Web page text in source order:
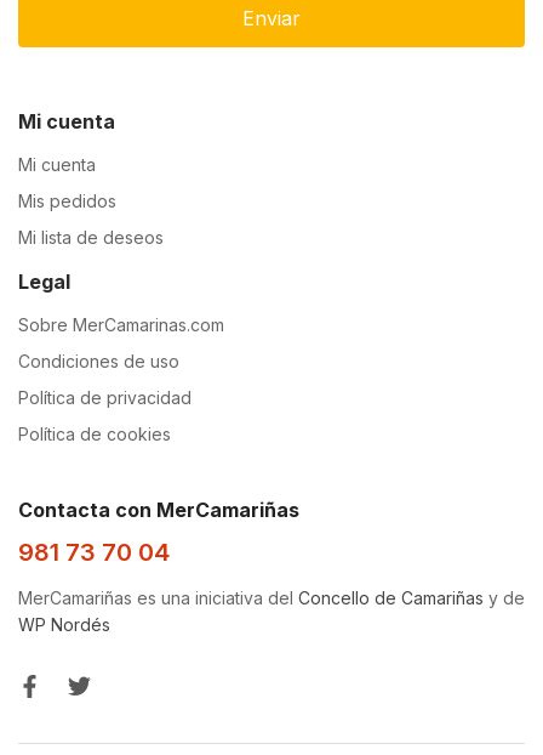
Enviar
Mi cuenta
Mi cuenta
Mis pedidos
Mi lista de deseos
Legal
Sobre MerCamarinas.com
Condiciones de uso
Política de privacidad
Política de cookies
Contacta con MerCamariñas
981 73 70 04
MerCamariñas es una iniciativa del Concello de Camariñas y de
WP Nordés